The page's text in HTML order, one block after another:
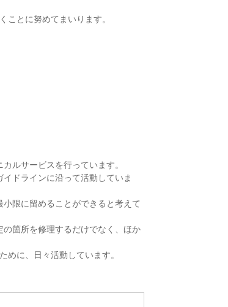
ことに努めてまいります。
ルサービスを行っています。
ドラインに沿って活動していま
限に留めることができると考えて
箇所を修理するだけでなく、ほか
に、日々活動しています。